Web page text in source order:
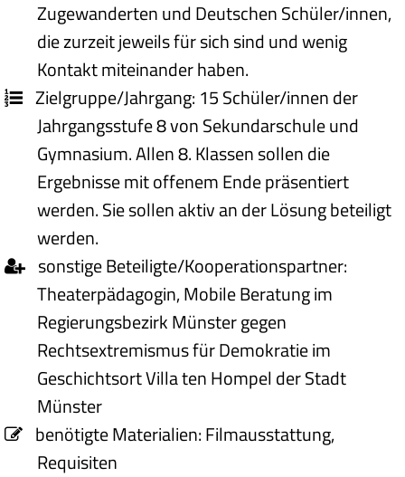
Zugewanderten und Deutschen Schüler/innen,
die zurzeit jeweils für sich sind und wenig
Kontakt miteinander haben.
Zielgruppe/Jahrgang: 15 Schüler/innen der
Jahrgangsstufe 8 von Sekundarschule und
Gymnasium. Allen 8. Klassen sollen die
Ergebnisse mit offenem Ende präsentiert
werden. Sie sollen aktiv an der Lösung beteiligt
werden.
sonstige Beteiligte/Kooperationspartner:
Theaterpädagogin, Mobile Beratung im
Regierungsbezirk Münster gegen
Rechtsextremismus für Demokratie im
Geschichtsort Villa ten Hompel der Stadt
Münster
benötigte Materialien:Filmausstattung,
Requisiten